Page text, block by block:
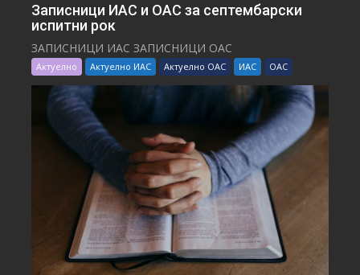
Записници ИАС и ОАС за септембарски
испитни рок
ЗАПИСНИЦИ ИАС ЗАПИСНИЦИ ОАС
Актуелно Актуелно ИАС Актуелно ОАС ИАС ОАС